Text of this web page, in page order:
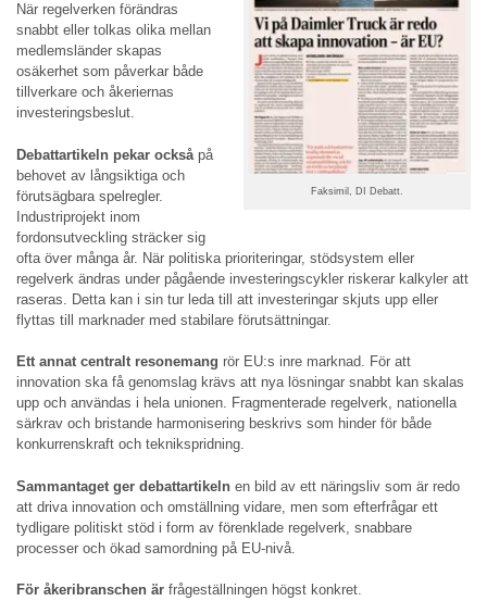
Faksimil, DI Debatt.
När regelverken förändras
snabbt eller tolkas olika mellan
medlemsländer skapas
osäkerhet som påverkar både
tillverkare och åkeriernas
investeringsbeslut.
Debattartikeln pekar också på
behovet av långsiktiga och
förutsägbara spelregler.
Industriprojekt inom
fordonsutveckling sträcker sig
ofta över många år. När politiska prioriteringar, stödsystem eller
regelverk ändras under pågående investeringscykler riskerar kalkyler att
raseras. Detta kan i sin tur leda till att investeringar skjuts upp eller
flyttas till marknader med stabilare förutsättningar.
Ett annat centralt resonemang rör EU:s inre marknad. För att
innovation ska få genomslag krävs att nya lösningar snabbt kan skalas
upp och användas i hela unionen. Fragmenterade regelverk, nationella
särkrav och bristande harmonisering beskrivs som hinder för både
konkurrenskraft och teknikspridning.
Sammantaget ger debattartikeln en bild av ett näringsliv som är redo
att driva innovation och omställning vidare, men som efterfrågar ett
tydligare politiskt stöd i form av förenklade regelverk, snabbare
processer och ökad samordning på EU-nivå.
För åkeribranschen är frågeställningen högst konkret.